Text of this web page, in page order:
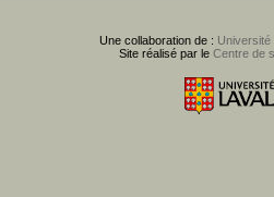
Une collaboration de : Université
Site réalisé par le Centre de